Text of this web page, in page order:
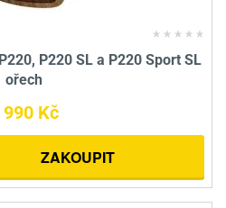
P220 SL a P220 Sport SL
ořech
990 Kč
ZAKOUPIT